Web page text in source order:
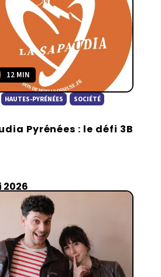
12 MIN
HAUTES-PYRÉNÉES
SOCIÉTÉ
Pyrénées : le défi 3B
2026